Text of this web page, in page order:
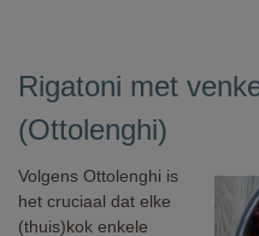
Rigatoni met
(Ottolenghi)
Volgens Ottolenghi is
het cruciaal dat elke
(thuis)kok enkele